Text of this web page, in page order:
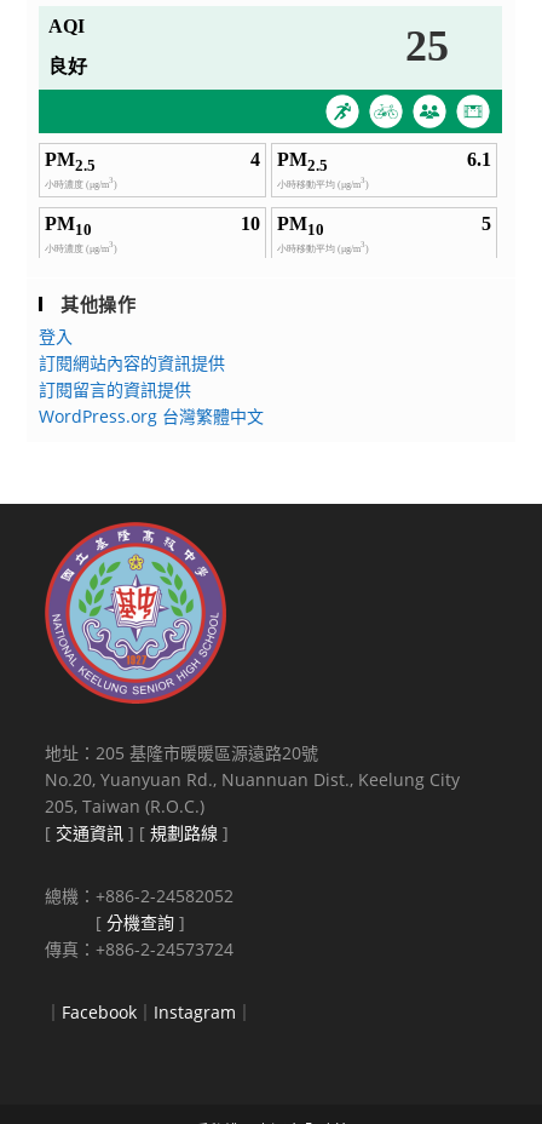
其他操作
登入
訂閱網站內容的資訊提供
訂閱留言的資訊提供
WordPress.org 台灣繁體中文
地址：205 基隆市暖暖區源遠路20號
No.20, Yuanyuan Rd., Nuannuan Dist., Keelung City
205, Taiwan (R.O.C.)
[ 交通資訊 ] [規劃路線 ]
總機：+886-2-24582052
[分機查詢 ]
傳真：+886-2-24573724
｜ Facebook ｜ Instagram ｜